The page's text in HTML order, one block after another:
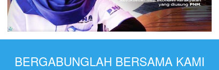
BERGABUNGLAH BERSAMA KAMI